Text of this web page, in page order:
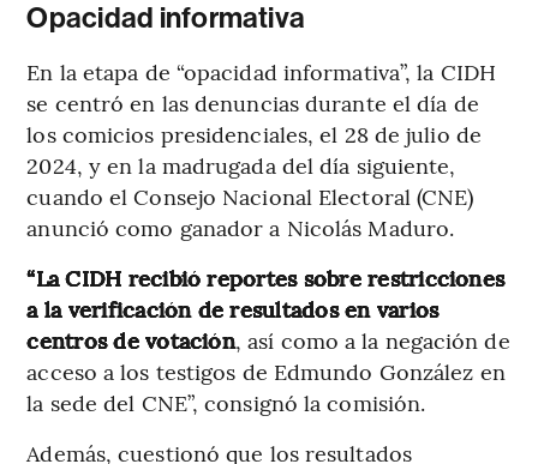
Opacidad informativa
En la etapa de “opacidad informativa”, la CIDH
se centró en las denuncias durante el día de
los comicios presidenciales, el 28 de julio de
2024, y en la madrugada del día siguiente,
cuando el Consejo Nacional Electoral (CNE)
anunció como ganador a Nicolás Maduro.
“La CIDH recibió reportes sobre restricciones
a la verificación de resultados en varios
centros de votación, así como a la negación de
acceso a los testigos de Edmundo González en
la sede del CNE”, consignó la comisión.
Además, cuestionó que los resultados